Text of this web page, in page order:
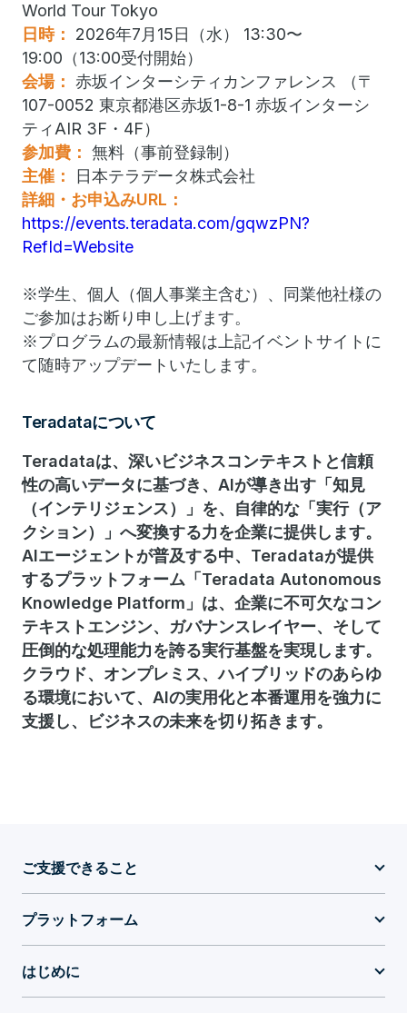
World Tour Tokyo
日時： 2026年7月15日（水） 13:30〜
19:00（13:00受付開始）
会場： 赤坂インターシティカンファレンス （〒
107-0052 東京都港区赤坂1-8-1 赤坂インターシ
ティAIR 3F・4F）
参加費： 無料（事前登録制）
主催：
日本テラデータ株式会社
詳細・お申込みURL：
https://events.teradata.com/gqwzPN?
RefId=Website
※学生、個人（個人事業主含む）、同業他社様の
ご参加はお断り申し上げます。
※プログラムの最新情報は上記イベントサイトに
て随時アップデートいたします。
Teradataについて
Teradataは、深いビジネスコンテキストと信頼
性の高いデータに基づき、AIが導き出す「知見
（インテリジェンス）」を、自律的な「実行（ア
クション）」へ変換する力を企業に提供します。
AIエージェントが普及する中、Teradataが提供
するプラットフォーム「Teradata Autonomous
Knowledge Platform」は、企業に不可欠なコン
テキストエンジン、ガバナンスレイヤー、そして
圧倒的な処理能力を誇る実行基盤を実現します。
クラウド、オンプレミス、ハイブリッドのあらゆ
る環境において、AIの実用化と本番運用を強力に
支援し、ビジネスの未来を切り拓きます。
ご支援できること
プラットフォーム
はじめに